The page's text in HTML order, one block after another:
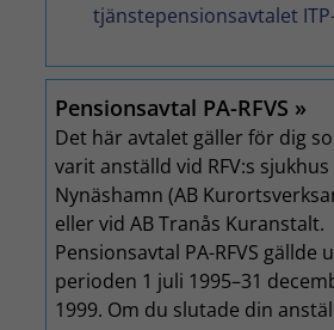
tjänstepensionsavtalet
Pensionsavtal PA-RFVS
Det här avtalet gäller för dig
varit anställd vid RFV:s sjukhus
Nynäshamn (AB
eller vid AB Tranås Kuranstalt.
Pensionsavtal PA-RFVS gällde
perioden 1 juli 1995–31
1999. Om du slutade din